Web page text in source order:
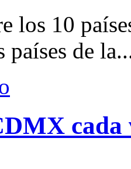
los 10
países de
cada